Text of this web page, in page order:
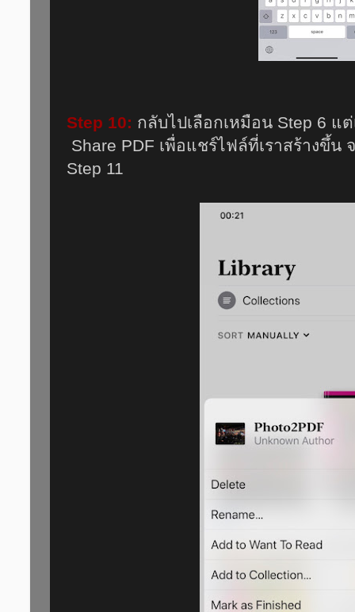
Step 10: กลับไปเลือกเหมือน Step 6 แ
Share PDF เพื่อแชร์ไฟล์ที่เราสร้างขึ้น
Step 11